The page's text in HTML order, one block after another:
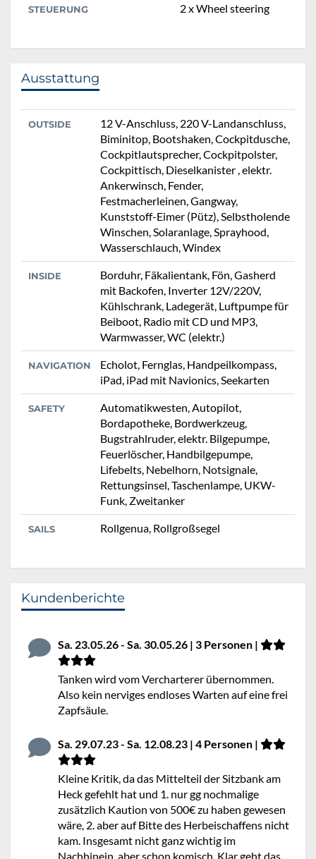
STEUERUNG 2 x Wheel steering
Ausstattung
OUTSIDE
12 V-Anschluss, 220 V-Landanschluss,
Biminitop, Bootshaken, Cockpitdusche,
Cockpitlautsprecher, Cockpitpolster,
Cockpittisch, Dieselkanister , elektr.
Ankerwinsch, Fender,
Festmacherleinen, Gangway,
Kunststoff-Eimer (Pütz), Selbstholende
Winschen, Solaranlage, Sprayhood,
Wasserschlauch, Windex
INSIDE
Borduhr, Fäkalientank, Fön, Gasherd
mit Backofen, Inverter 12V/220V,
Kühlschrank, Ladegerät, Luftpumpe für
Beiboot, Radio mit CD und MP3,
Warmwasser, WC (elektr.)
NAVIGATION
Echolot, Fernglas, Handpeilkompass,
iPad, iPad mit Navionics, Seekarten
SAFETY
Automatikwesten, Autopilot,
Bordapotheke, Bordwerkzeug,
Bugstrahlruder, elektr. Bilgepumpe,
Feuerlöscher, Handbilgepumpe,
Lifebelts, Nebelhorn, Notsignale,
Rettungsinsel, Taschenlampe, UKW-
Funk, Zweitanker
SAILS Rollgenua, Rollgroßsegel
Kundenberichte
Sa. 23.05.26 - Sa. 30.05.26 | 3 Personen |
Tanken wird vom Vercharterer übernommen.
Also kein nerviges endloses Warten auf eine frei
Zapfsäule.
Sa. 29.07.23 - Sa. 12.08.23 | 4 Personen |
Kleine Kritik, da das Mittelteil der Sitzbank am
Heck gefehlt hat und 1. nur gg nochmalige
zusätzlich Kaution von 500€ zu haben gewesen
wäre, 2. aber auf Bitte des Herbeischaffens nicht
kam. Insgesamt nicht ganz wichtig im
Nachhinein, aber schon komisch. Klar geht das